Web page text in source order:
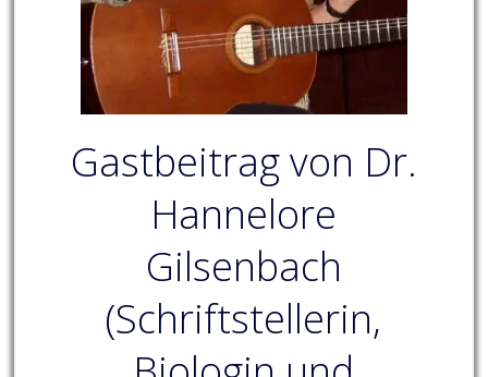
Gastbeitrag von Dr.
Hannelore
Gilsenbach
(Schriftstellerin,